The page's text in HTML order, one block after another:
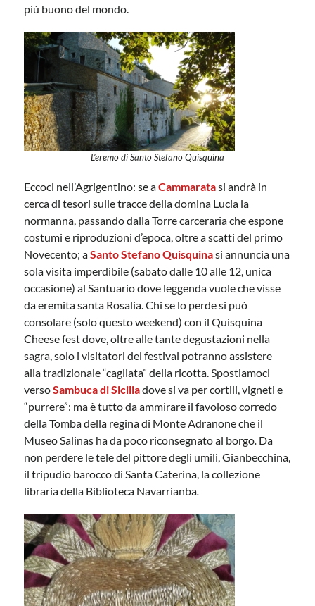
più buono del mondo.
L’eremo di Santo Stefano Quisquina
Eccoci nell’Agrigentino: se aCammaratasi andrà in
cerca di tesori sulle tracce della domina Lucia la
normanna, passando dalla Torre carceraria che espone
costumi e riproduzioni d’epoca, oltre a scatti del primo
Novecento; aSanto Stefano Quisquinasi annuncia una
sola visita imperdibile (sabato dalle 10 alle 12, unica
occasione) al Santuario dove leggenda vuole che visse
da eremita santa Rosalia. Chi se lo perde si può
consolare (solo questo weekend) con il Quisquina
Cheese fest dove, oltre alle tante degustazioni nella
sagra, solo i visitatori del festival potranno assistere
alla tradizionale “cagliata” della ricotta. Spostiamoci
versoSambuca di Siciliadove si va per cortili, vigneti e
“purrere”: ma è tutto da ammirare il favoloso corredo
della Tomba della regina di Monte Adranone che il
Museo Salinas ha da poco riconsegnato al borgo. Da
non perdere le tele del pittore degli umili, Gianbecchina,
il tripudio barocco di Santa Caterina, la collezione
libraria della Biblioteca Navarrianba.